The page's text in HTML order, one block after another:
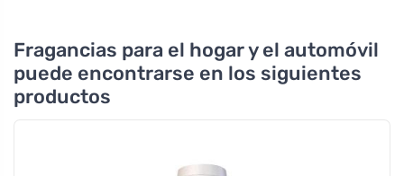
Fragancias para el hogar y el automóvil
puede encontrarse en los siguientes
productos